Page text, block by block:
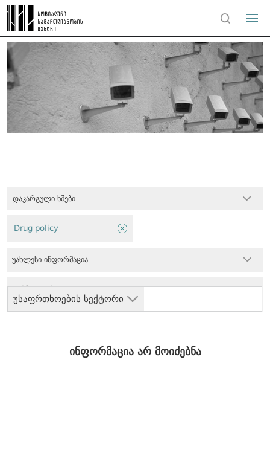
დაკარგული ხმები
უსაფრთხოების სექტორი
Drug policy
უახლესი ინფორმაცია
ინფორმაცია არ მოიძებნა